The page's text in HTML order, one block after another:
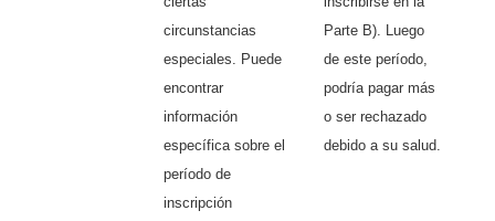
circunstancias
especiales. Puede
encontrar
información
específica sobre el
período de
inscripción
Parte B). Luego
de este período,
podría pagar más
o ser rechazado
debido a su salud.